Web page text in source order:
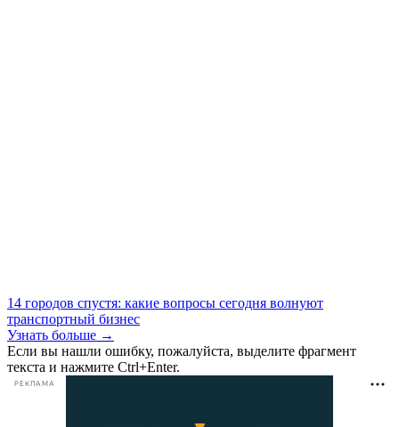
14 городов спустя: какие вопросы сегодня волнуют
транспортный бизнес
Узнать больше →
Если вы нашли ошибку, пожалуйста, выделите фрагмент
текста и нажмите Ctrl+Enter.
РЕКЛАМА